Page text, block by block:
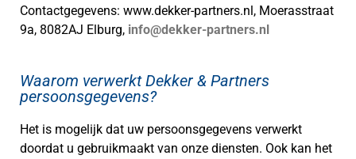
Contactgegevens: www.dekker-partners.nl, Moerasstraat
9a, 8082AJ Elburg, info@dekker-partners.nl
Waarom verwerkt Dekker & Partners
persoonsgegevens?
Het is mogelijk dat uw persoonsgegevens verwerkt
doordat u gebruikmaakt van onze diensten. Ook kan het